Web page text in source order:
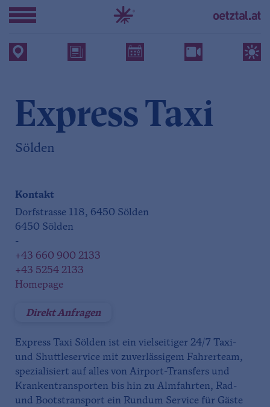
Express Taxi
Sölden
Kontakt
Dorfstrasse 118, 6450 Sölden
6450 Sölden
-
+43 660 900 2133
+43 5254 2133
Homepage
Direkt Anfragen
Express Taxi Sölden ist ein vielseitiger 24/7 Taxi-
und Shuttleservice mit zuverlässigem Fahrerteam,
spezialisiert auf alles von Airport-Transfers und
Krankentransporten bis hin zu Almfahrten, Rad-
und Bootstransport ein Rundum Service für Gäste